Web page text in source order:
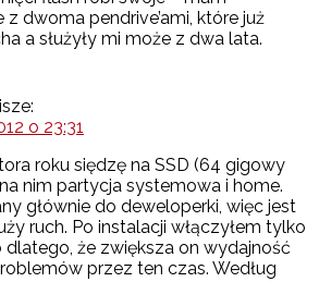
dwoma pendrive’ami, które już
a służyły mi może z dwa lata.
o 23:31
roku siędzę na SSD (64 gigowy
nim partycja systemowa i home.
głównie do deweloperki, więc jest
ruch. Po instalacji włączyłem tylko
dlatego, że zwiększa on wydajność
przez ten czas. Według